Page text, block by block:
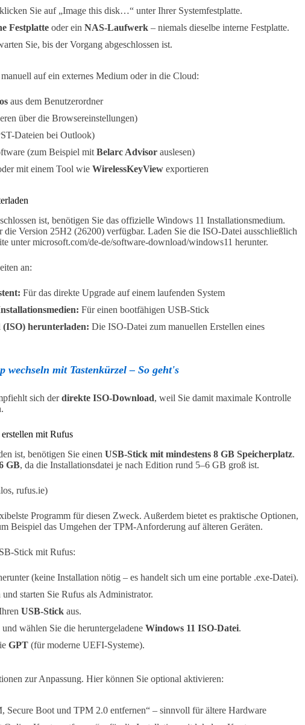
Sie auf „Image this disk…“ unter Ihrer Systemfestplatte.
Festplatte oder ein NAS-Laufwerk – niemals dieselbe interne Festplatte.
Sie, bis der Vorgang abgeschlossen ist.
auf ein externes Medium oder in die Cloud:
aus dem Benutzerordner
über die Browsereinstellungen)
Dateien bei Outlook)
(zum Beispiel mit Belarc Advisor auslesen)
mit einem Tool wie WirelessKeyView exportieren
ist, benötigen Sie das offizielle Windows 11 Installationsmedium.
Version 25H2 (26200) verfügbar. Laden Sie die ISO-Datei ausschließlich
unter microsoft.com/de-de/software-download/windows11 herunter.
an:
Für das direkte Upgrade auf einem laufenden System
Für einen bootfähigen USB-Stick
herunterladen: Die ISO-Datei zum manuellen Erstellen eines
wechseln mit Tastenkürzel – So geht's
sich derdirekte ISO-Download, weil Sie damit maximale Kontrolle
mit Rufus
ist, benötigen Sie einen USB-Stick mit mindestens 8 GB Speicherplatz.
GB, da die Installationsdatei je nach Edition rund 5–6 GB groß ist.
rufus.ie)
Programm für diesen Zweck. Außerdem bietet es praktische Optionen,
Beispiel das Umgehen der TPM-Anforderung auf älteren Geräten.
Stick mit Rufus:
(keine Installation nötig – es handelt sich um eine portable .exe-Datei).
starten Sie Rufus als Administrator.
USB-Stick aus.
wählen Sie die heruntergeladene Windows 11 ISO-Datei.
GPT (für moderne UEFI-Systeme).
zur Anpassung. Hier können Sie optional aktivieren:
Boot und TPM 2.0 entfernen“ – sinnvoll für ältere Hardware